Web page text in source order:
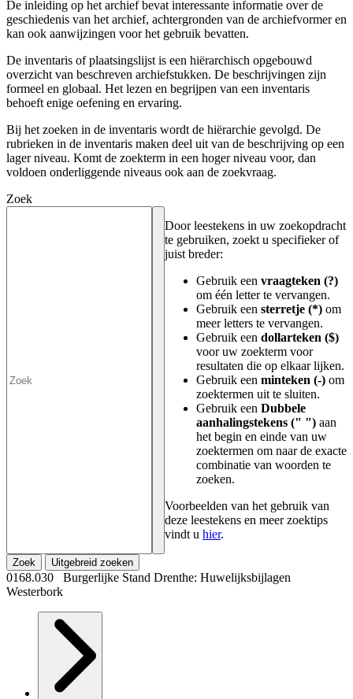
De inleiding op het archief bevat interessante informatie over de
geschiedenis van het archief, achtergronden van de archiefvormer en
kan ook aanwijzingen voor het gebruik bevatten.
De inventaris of plaatsingslijst is een hiërarchisch opgebouwd
overzicht van beschreven archiefstukken. De beschrijvingen zijn
formeel en globaal. Het lezen en begrijpen van een inventaris
behoeft enige oefening en ervaring.
Bij het zoeken in de inventaris wordt de hiërarchie gevolgd. De
rubrieken in de inventaris maken deel uit van de beschrijving op een
lager niveau. Komt de zoekterm in een hoger niveau voor, dan
voldoen onderliggende niveaus ook aan de zoekvraag.
Zoek
Door leestekens in uw zoekopdracht
te gebruiken, zoekt u specifieker of
juist breder:
Gebruik een vraagteken (?)
om één letter te vervangen.
Gebruik een sterretje (*) om
meer letters te vervangen.
Gebruik een dollarteken ($)
voor uw zoekterm voor
resultaten die op elkaar lijken.
Gebruik een minteken (-) om
zoektermen uit te sluiten.
Gebruik een Dubbele
aanhalingstekens (" ") aan
het begin en einde van uw
zoektermen om naar de exacte
combinatie van woorden te
zoeken.
Voorbeelden van het gebruik van
deze leestekens en meer zoektips
vindt u hier.
Zoek Uitgebreid zoeken
0168.030 Burgerlijke Stand Drenthe: Huwelijksbijlagen
Westerbork